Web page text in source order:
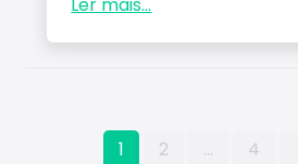
Paginação
1 2 … 4